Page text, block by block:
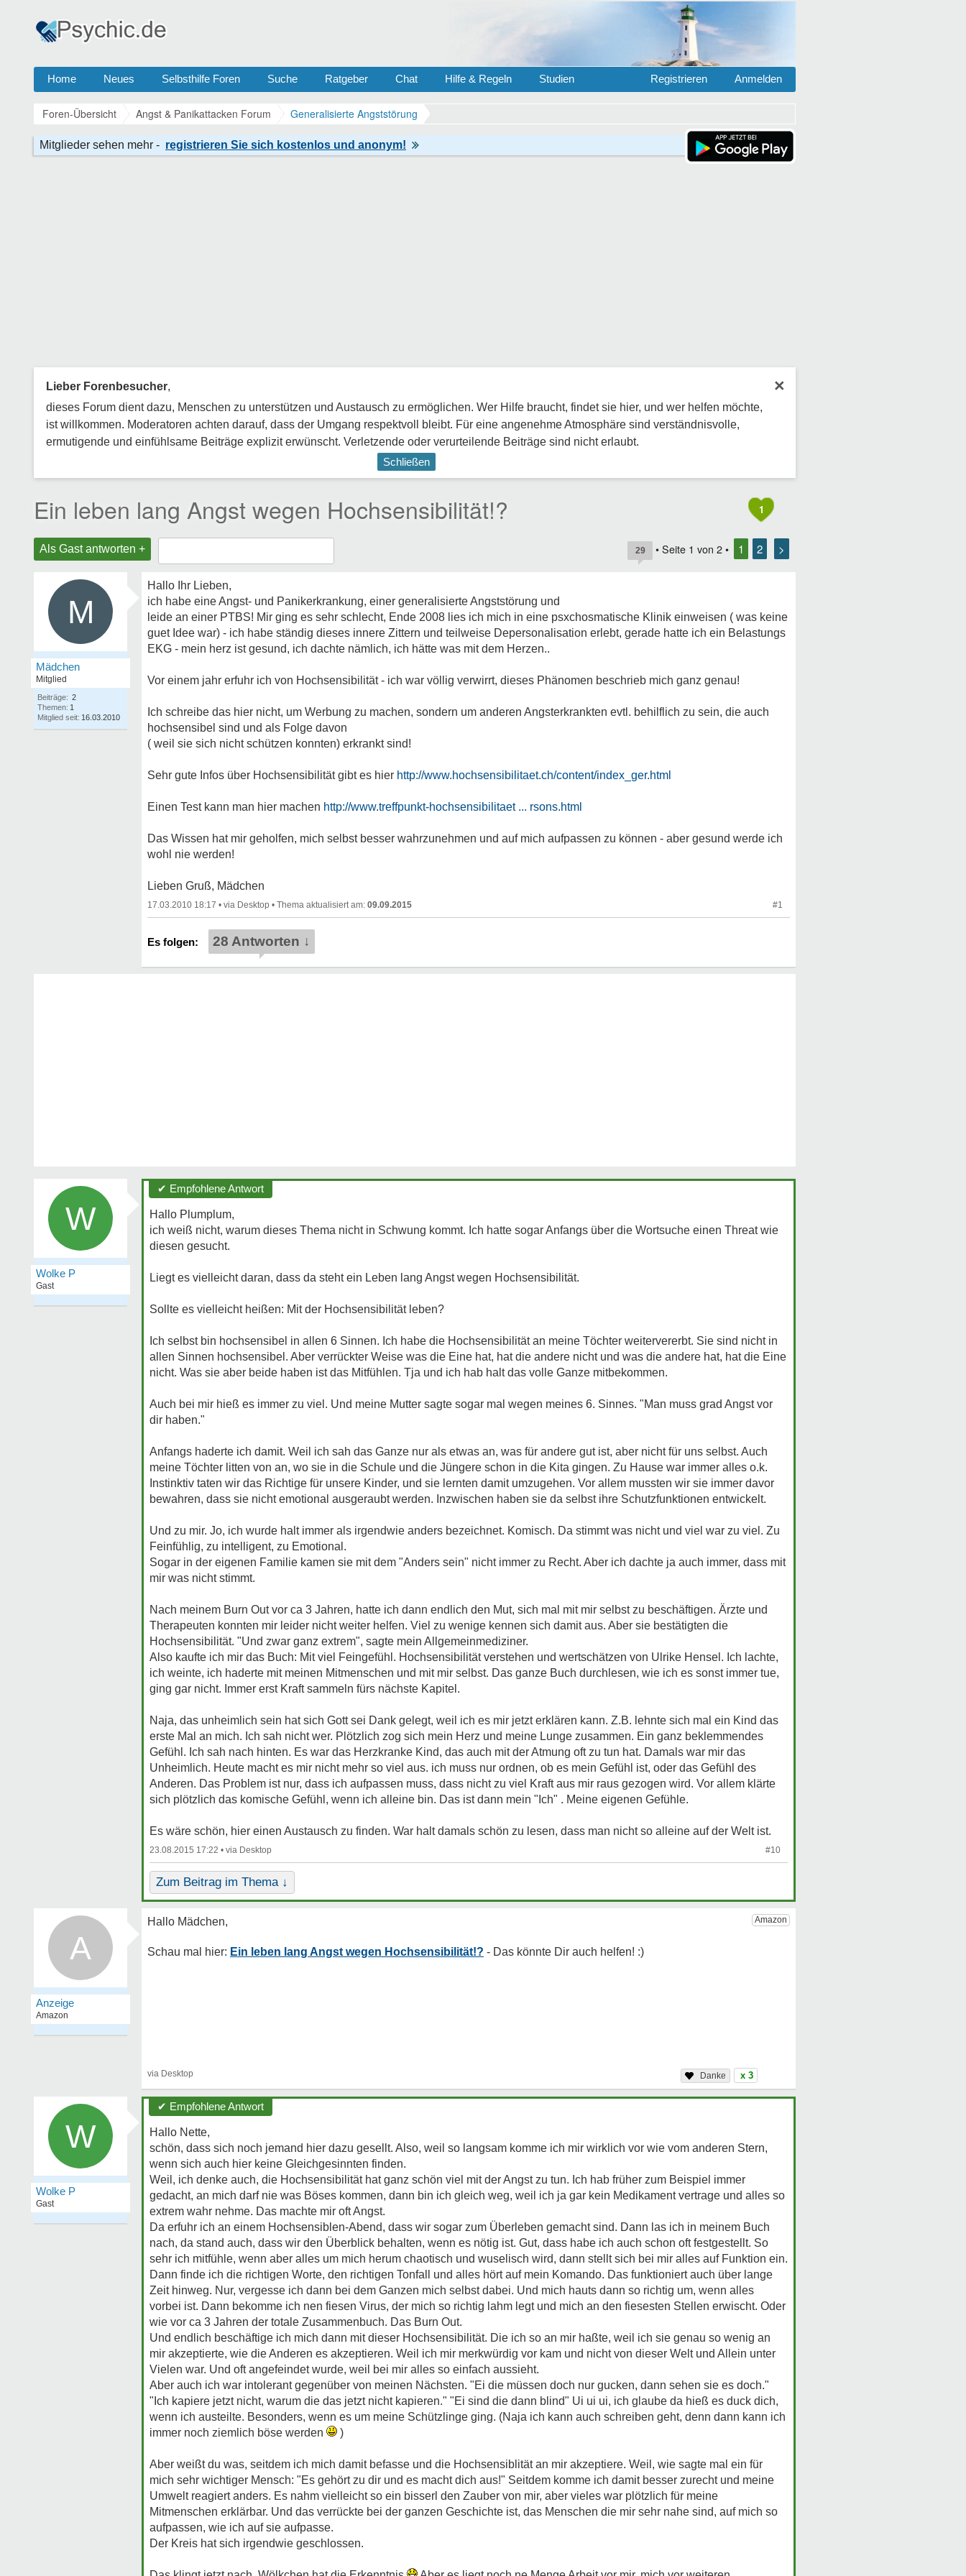
Home Neues Selbsthilfe Foren Suche Ratgeber Chat Hilfe & Regeln Studien Anmelden
Registrieren
Foren-Übersicht Angst & Panikattacken Forum Generalisierte Angststörung
×
Lieber Forenbesucher,
dieses Forum dient dazu, Menschen zu unterstützen und Austausch zu ermöglichen. Wer Hilfe braucht, findet sie hier, und wer helfen möchte,
ist willkommen. Moderatoren achten darauf, dass der Umgang respektvoll bleibt. Für eine angenehme Atmosphäre sind verständnisvolle,
ermutigende und einfühlsame Beiträge explizit erwünscht. Verletzende oder verurteilende Beiträge sind nicht erlaubt.
Schließen
1
Ein leben lang Angst wegen Hochsensibilität!?
Als Gast antworten + 29 • Seite 1 von 2 • 1 2 >
M
Mädchen
Mitglied
Beiträge: 2
Themen: 1
Mitglied seit: 16.03.2010
Hallo Ihr Lieben,
ich habe eine Angst- und Panikerkrankung, einer generalisierte Angststörung und
leide an einer PTBS! Mir ging es sehr schlecht, Ende 2008 lies ich mich in eine psxchosmatische Klinik einweisen ( was keine
guet Idee war) - ich habe ständig dieses innere Zittern und teilweise Depersonalisation erlebt, gerade hatte ich ein Belastungs
EKG - mein herz ist gesund, ich dachte nämlich, ich hätte was mit dem Herzen..
Vor einem jahr erfuhr ich von Hochsensibilität - ich war völlig verwirrt, dieses Phänomen beschrieb mich ganz genau!
Ich schreibe das hier nicht, um Werbung zu machen, sondern um anderen Angsterkrankten evtl. behilflich zu sein, die auch
hochsensibel sind und als Folge davon
( weil sie sich nicht schützen konnten) erkrankt sind!
Sehr gute Infos über Hochsensibilität gibt es hier http://www.hochsensibilitaet.ch/content/index_ger.html
Einen Test kann man hier machen http://www.treffpunkt-hochsensibilitaet ... rsons.html
Das Wissen hat mir geholfen, mich selbst besser wahrzunehmen und auf mich aufpassen zu können - aber gesund werde ich
wohl nie werden!
Lieben Gruß, Mädchen
17.03.2010 18:17 • • 09.09.2015 #1
28 Antworten ↓
W
Wolke P
Gast
✔ Empfohlene Antwort
Hallo Plumplum,
ich weiß nicht, warum dieses Thema nicht in Schwung kommt. Ich hatte sogar Anfangs über die Wortsuche einen Threat wie
diesen gesucht.
Liegt es vielleicht daran, dass da steht ein Leben lang Angst wegen Hochsensibilität.
Sollte es vielleicht heißen: Mit der Hochsensibilität leben?
Ich selbst bin hochsensibel in allen 6 Sinnen. Ich habe die Hochsensibilität an meine Töchter weitervererbt. Sie sind nicht in
allen Sinnen hochsensibel. Aber verrückter Weise was die Eine hat, hat die andere nicht und was die andere hat, hat die Eine
nicht. Was sie aber beide haben ist das Mitfühlen. Tja und ich hab halt das volle Ganze mitbekommen.
Auch bei mir hieß es immer zu viel. Und meine Mutter sagte sogar mal wegen meines 6. Sinnes. "Man muss grad Angst vor
dir haben."
Anfangs haderte ich damit. Weil ich sah das Ganze nur als etwas an, was für andere gut ist, aber nicht für uns selbst. Auch
meine Töchter litten von an, wo sie in die Schule und die Jüngere schon in die Kita gingen. Zu Hause war immer alles o.k.
Instinktiv taten wir das Richtige für unsere Kinder, und sie lernten damit umzugehen. Vor allem mussten wir sie immer davor
bewahren, dass sie nicht emotional ausgeraubt werden. Inzwischen haben sie da selbst ihre Schutzfunktionen entwickelt.
Und zu mir. Jo, ich wurde halt immer als irgendwie anders bezeichnet. Komisch. Da stimmt was nicht und viel war zu viel. Zu
Feinfühlig, zu intelligent, zu Emotional.
Sogar in der eigenen Familie kamen sie mit dem "Anders sein" nicht immer zu Recht. Aber ich dachte ja auch immer, dass mit
mir was nicht stimmt.
Nach meinem Burn Out vor ca 3 Jahren, hatte ich dann endlich den Mut, sich mal mit mir selbst zu beschäftigen. Ärzte und
Therapeuten konnten mir leider nicht weiter helfen. Viel zu wenige kennen sich damit aus. Aber sie bestätigten die
Hochsensibilität. "Und zwar ganz extrem", sagte mein Allgemeinmediziner.
Also kaufte ich mir das Buch: Mit viel Feingefühl. Hochsensibilität verstehen und wertschätzen von Ulrike Hensel. Ich lachte,
ich weinte, ich haderte mit meinen Mitmenschen und mit mir selbst. Das ganze Buch durchlesen, wie ich es sonst immer tue,
ging gar nicht. Immer erst Kraft sammeln fürs nächste Kapitel.
Naja, das unheimlich sein hat sich Gott sei Dank gelegt, weil ich es mir jetzt erklären kann. Z.B. lehnte sich mal ein Kind das
erste Mal an mich. Ich sah nicht wer. Plötzlich zog sich mein Herz und meine Lunge zusammen. Ein ganz beklemmendes
Gefühl. Ich sah nach hinten. Es war das Herzkranke Kind, das auch mit der Atmung oft zu tun hat. Damals war mir das
Unheimlich. Heute macht es mir nicht mehr so viel aus. ich muss nur ordnen, ob es mein Gefühl ist, oder das Gefühl des
Anderen. Das Problem ist nur, dass ich aufpassen muss, dass nicht zu viel Kraft aus mir raus gezogen wird. Vor allem klärte
sich plötzlich das komische Gefühl, wenn ich alleine bin. Das ist dann mein "Ich" . Meine eigenen Gefühle.
Es wäre schön, hier einen Austausch zu finden. War halt damals schön zu lesen, dass man nicht so alleine auf der Welt ist.
23.08.2015 17:22 • #10
Zum Beitrag im Thema ↓
A Ein leben lang Angst wegen Hochsensibilität!?
x 3
W
Wolke P
Gast
✔ Empfohlene Antwort
Hallo Nette,
schön, dass sich noch jemand hier dazu gesellt. Also, weil so langsam komme ich mir wirklich vor wie vom anderen Stern,
wenn sich auch hier keine Gleichgesinnten finden.
Weil, ich denke auch, die Hochsensibilität hat ganz schön viel mit der Angst zu tun. Ich hab früher zum Beispiel immer
gedacht, an mich darf nie was Böses kommen, dann bin ich gleich weg, weil ich ja gar kein Medikament vertrage und alles so
extrem wahr nehme. Das machte mir oft Angst.
Da erfuhr ich an einem Hochsensiblen-Abend, dass wir sogar zum Überleben gemacht sind. Dann las ich in meinem Buch
nach, da stand auch, dass wir den Überblick behalten, wenn es nötig ist. Gut, dass habe ich auch schon oft festgestellt. So
sehr ich mitfühle, wenn aber alles um mich herum chaotisch und wuselisch wird, dann stellt sich bei mir alles auf Funktion ein.
Dann finde ich die richtigen Worte, den richtigen Tonfall und alles hört auf mein Komando. Das funktioniert auch über lange
Zeit hinweg. Nur, vergesse ich dann bei dem Ganzen mich selbst dabei. Und mich hauts dann so richtig um, wenn alles
vorbei ist. Dann bekomme ich nen fiesen Virus, der mich so richtig lahm legt und mich an den fiesesten Stellen erwischt. Oder
wie vor ca 3 Jahren der totale Zusammenbuch. Das Burn Out.
Und endlich beschäftige ich mich dann mit dieser Hochsensibilität. Die ich so an mir haßte, weil ich sie genau so wenig an
mir akzeptierte, wie die Anderen es akzeptieren. Weil ich mir merkwürdig vor kam und nicht von dieser Welt und Allein unter
Vielen war. Und oft angefeindet wurde, weil bei mir alles so einfach aussieht.
Aber auch ich war intolerant gegenüber von meinen Nächsten. "Ei die müssen doch nur gucken, dann sehen sie es doch."
"Ich kapiere jetzt nicht, warum die das jetzt nicht kapieren." "Ei sind die dann blind" Ui ui ui, ich glaube da hieß es duck dich,
wenn ich austeilte. Besonders, wenn es um meine Schützlinge ging. (Naja ich kann auch schreiben geht, denn dann kann ich
immer noch ziemlich böse werden
)
Aber weißt du was, seitdem ich mich damit befasse und die Hochsensiblität an mir akzeptiere. Weil, wie sagte mal ein für
mich sehr wichtiger Mensch: "Es gehört zu dir und es macht dich aus!" Seitdem komme ich damit besser zurecht und meine
Umwelt reagiert anders. Es nahm vielleicht so ein bisserl den Zauber von mir, aber vieles war plötzlich für meine
Mitmenschen erklärbar. Und das verrückte bei der ganzen Geschichte ist, das Menschen die mir sehr nahe sind, auf mich so
aufpassen, wie ich auf sie aufpasse.
Der Kreis hat sich irgendwie geschlossen.